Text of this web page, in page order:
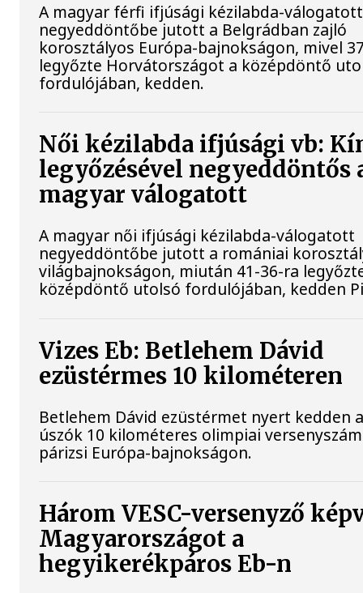
A magyar férfi ifjúsági kézilabda-válogatott
negyeddöntőbe jutott a Belgrádban zajló
korosztályos Európa-bajnokságon, mivel
legyőzte Horvátországot a középdöntő
fordulójában, kedden.
Női kézilabda ifjúsági vb:
legyőzésével negyeddöntős
magyar válogatott
A magyar női ifjúsági kézilabda-válogatott
negyeddöntőbe jutott a romániai
világbajnokságon, miután 41-36-ra
középdöntő utolsó fordulójában, kedden
Vizes Eb: Betlehem Dávid
ezüstérmes 10 kilométeren
Betlehem Dávid ezüstérmet nyert kedden
úszók 10 kilométeres olimpiai
párizsi Európa-bajnokságon.
Három VESC-versenyző
Magyarországot a
hegyikerékpáros Eb-n